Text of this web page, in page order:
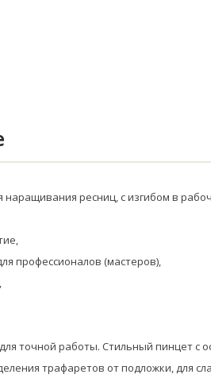
наращивания ресниц, с изгибом в
профессионалов (мастеров),
точной работы. Стильный пинцет с
трафаретов от подложки, для